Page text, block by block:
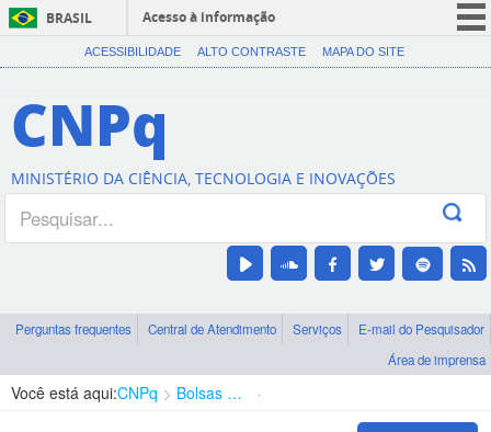
BRASIL
Acesso à informação
CORONAVÍRUS (COVID-19)
Canais
ACESSIBILIDADE ALTO CONTRASTE MAPA DO SITE
CNPq
MINISTÉRIO DA CIÊNCIA, TECNOLOGIA E INOVAÇÕES
Perguntas frequentes Central de Atendimento Serviços
E-mail do Pesquisador
Área de imprensa
Você está aqui:CNPq Bolsas e Auxílios Vigentes